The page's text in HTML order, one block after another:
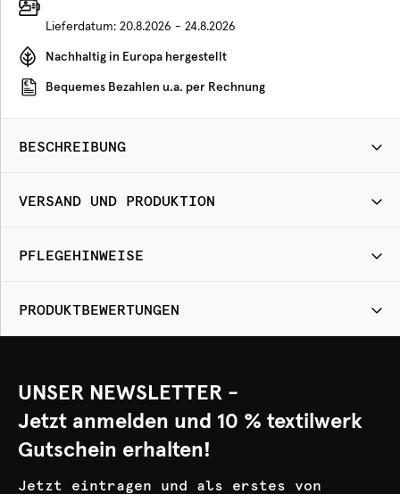
Lieferdatum: 20.8.2026 - 24.8.2026
Nachhaltig in Europa hergestellt
Bequemes Bezahlen u.a. per Rechnung
BESCHREIBUNG
VERSAND UND PRODUKTION
PFLEGEHINWEISE
PRODUKTBEWERTUNGEN
UNSER NEWSLETTER -
Jetzt anmelden und 10 % textilwerk
Gutschein erhalten!
Jetzt eintragen und als erstes von